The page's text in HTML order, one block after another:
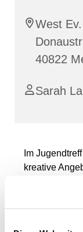
West
40822
Sarah
Im
kreative
Quatschen
sich!